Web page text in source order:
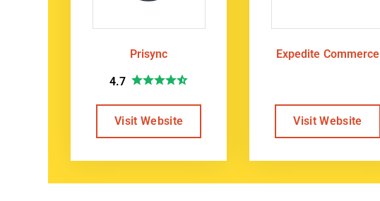
Prisync
4.7
Visit Website
Expedite Commerce
Visit Website